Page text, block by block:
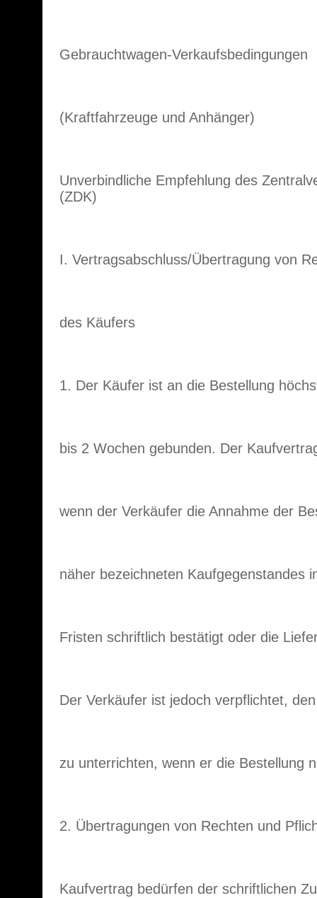
Gebrauchtwagen-Verkaufsbedingungen
(Kraftfahrzeuge und Anhänger)
Unverbindliche Empfehlung des
(ZDK)
I. Vertragsabschluss/Übertragung von
des Käufers
1. Der Käufer ist an die Bestellung
bis 2 Wochen gebunden. Der
wenn der Verkäufer die Annahme der
näher bezeichneten Kaufgegenstandes
Fristen schriftlich bestätigt oder die
Der Verkäufer ist jedoch verpflichtet,
zu unterrichten, wenn er die Bestellung
2. Übertragungen von Rechten und
Kaufvertrag bedürfen der schriftlichen